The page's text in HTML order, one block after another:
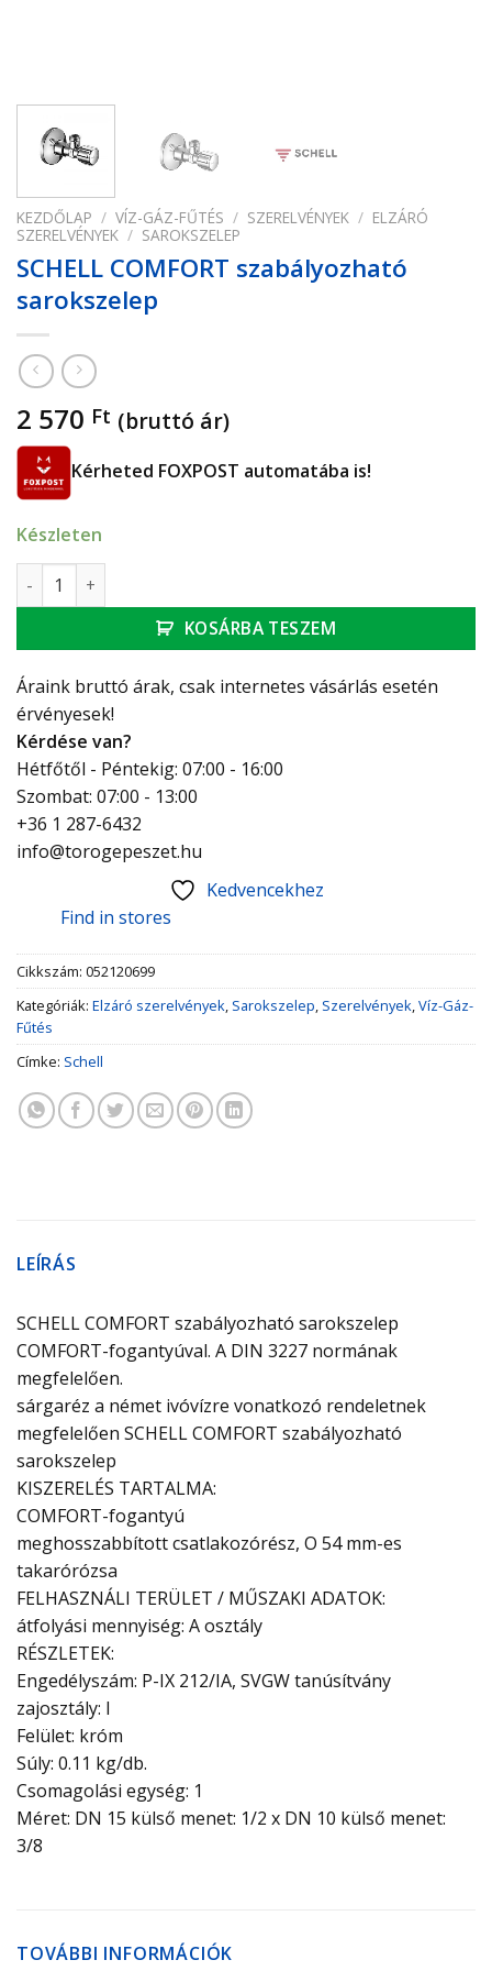
KEZDŐLAP / VÍZ-GÁZ-FŰTÉS / SZERELVÉNYEK / ELZÁRÓ
SZERELVÉNYEK / SAROKSZELEP
SCHELL COMFORT szabályozható
sarokszelep
2 570 Ft (bruttó ár)
Kérheted FOXPOST automatába is!
Készleten
SCHELL COMFORT szabályozható sarokszelep mennyiség
KOSÁRBA TESZEM
Áraink bruttó árak, csak internetes vásárlás esetén
érvényesek!
Kérdése van?
Hétfőtől - Péntekig: 07:00 - 16:00
Szombat: 07:00 - 13:00
+36 1 287-6432
info@torogepeszet.hu
Kedvencekhez
Find in stores
Cikkszám: 052120699
Kategóriák: Elzáró szerelvények, Sarokszelep, Szerelvények,Víz-Gáz-
Fűtés
Címke: Schell
LEÍRÁS
SCHELL COMFORT szabályozható sarokszelep
COMFORT-fogantyúval. A DIN 3227 normának
megfelelően.
sárgaréz a német ivóvízre vonatkozó rendeletnek
megfelelően SCHELL COMFORT szabályozható
sarokszelep
KISZERELÉS TARTALMA:
COMFORT-fogantyú
meghosszabbított csatlakozórész, O 54 mm-es
takarórózsa
FELHASZNÁLI TERÜLET / MŰSZAKI ADATOK:
átfolyási mennyiség: A osztály
RÉSZLETEK:
Engedélyszám: P-IX 212/IA, SVGW tanúsítvány
zajosztály: I
Felület: króm
Súly: 0.11 kg/db.
Csomagolási egység: 1
Méret: DN 15 külső menet: 1/2 x DN 10 külső menet:
3/8
TOVÁBBI INFORMÁCIÓK